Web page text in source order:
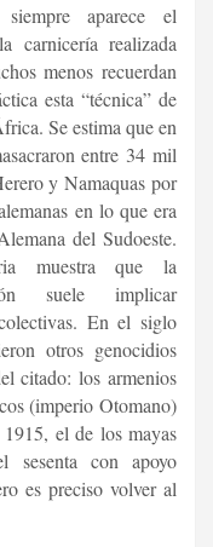
aparece el
carnicería realizada
menos recuerdan
esta “técnica” de
Se estima que en
entre 34 mil
y Namaquas por
en lo que era
del Sudoeste.
muestra que la
suele implicar
En el siglo
otros genocidios
citado: los armenios
(imperio Otomano)
el de los mayas
sesenta con apoyo
es preciso volver al